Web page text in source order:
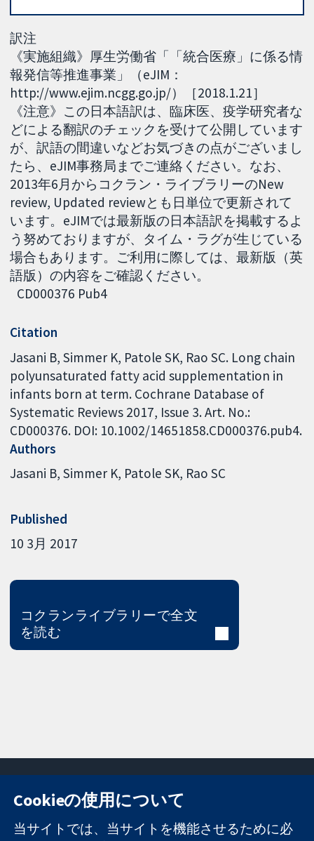
訳注
《実施組織》厚生労働省「「統合医療」に係る情
報発信等推進事業」（eJIM：
http://www.ejim.ncgg.go.jp/）［2018.1.21］
《注意》この日本語訳は、臨床医、疫学研究者な
どによる翻訳のチェックを受けて公開しています
が、訳語の間違いなどお気づきの点がございまし
たら、eJIM事務局までご連絡ください。なお、
2013年6月からコクラン・ライブラリーのNew
review, Updated reviewとも日単位で更新されて
います。eJIMでは最新版の日本語訳を掲載するよ
う努めておりますが、タイム・ラグが生じている
場合もあります。ご利用に際しては、最新版（英
語版）の内容をご確認ください。
CD000376 Pub4
Citation
Jasani B, Simmer K, Patole SK, Rao SC. Long chain
polyunsaturated fatty acid supplementation in
infants born at term. Cochrane Database of
Systematic Reviews 2017, Issue 3. Art. No.:
CD000376. DOI: 10.1002/14651858.CD000376.pub4.
Authors
Jasani B Simmer K Patole SK Rao SC
Published
10 3月 2017
コクランライブラリーで全文
を読む
11-13 Cavendish
Square
お問い合わせ
ニュース
Cookieの使用について
当サイトでは、当サイトを機能させるために必